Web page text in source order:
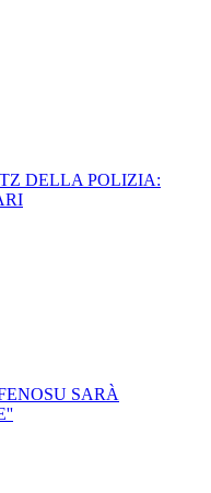
DELLA POLIZIA:
SARÀ